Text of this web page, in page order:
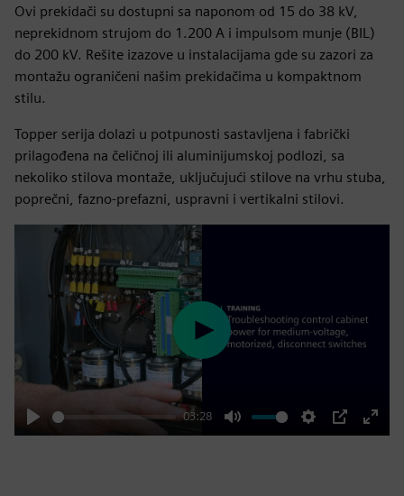
Ovi prekidači su dostupni sa naponom od 15 do 38 kV,
neprekidnom strujom do 1.200 A i impulsom munje (BIL)
do 200 kV. Rešite izazove u instalacijama gde su zazori za
montažu ograničeni našim prekidačima u kompaktnom
stilu.
Topper serija dolazi u potpunosti sastavljena i fabrički
prilagođena na čeličnoj ili aluminijumskoj podlozi, sa
nekoliko stilova montaže, uključujući stilove na vrhu stuba,
poprečni, fazno-prefazni, uspravni i vertikalni stilovi.
Play
03:28
Mute Settings
PIP
Enter
Play